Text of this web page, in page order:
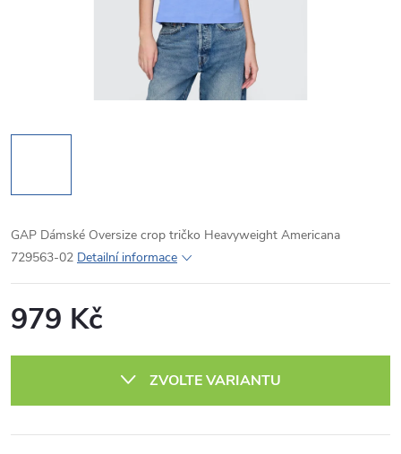
GAP Dámské Oversize crop tričko Heavyweight Americana
729563-02 Detailní informace
979 Kč
ZVOLTE VARIANTU